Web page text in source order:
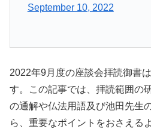
September 10, 2022
2022年9月度の座談会拝読御書
す。この記事では、拝読範囲の
の通解や仏法用語及び池田先生
ら、重要なポイントをおさえる